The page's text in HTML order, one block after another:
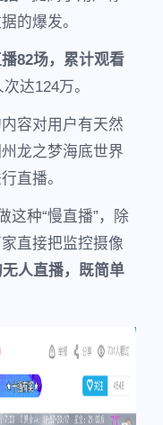
的爆发。
82场，累计观看
达124万。
容对用户有天然
龙之梦海底世界
直播。
这种“慢直播”，除
直接把监控摄像
人直播，既简单